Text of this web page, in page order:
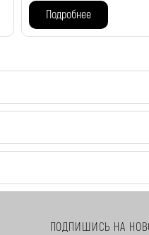
Подробнее
ПОДПИШИСЬ НА